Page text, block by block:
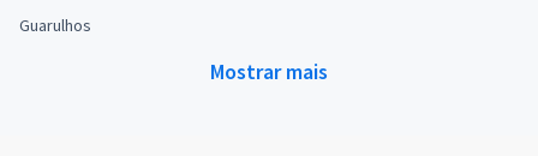
Guarulhos
Mostrar mais